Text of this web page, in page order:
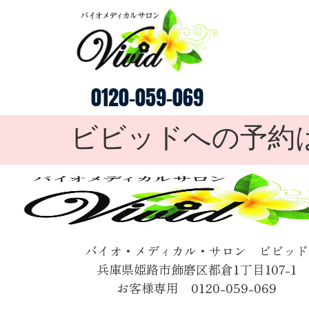
0120-059-069
ビビッドへの予
バイオ・メディカル・サロン ビビッド
兵庫県姫路市飾磨区都倉1丁目107-1
お客様専用 0120-059-069